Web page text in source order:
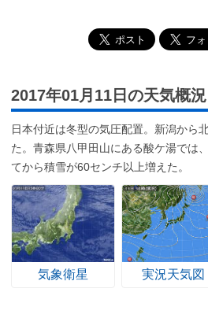
2017年01月11日の天気概況
日本付近は冬型の気圧配置。新潟から
た。青森県八甲田山にある酸ケ湯では
てから積雪が60センチ以上増えた。
気象衛星 実況天気図